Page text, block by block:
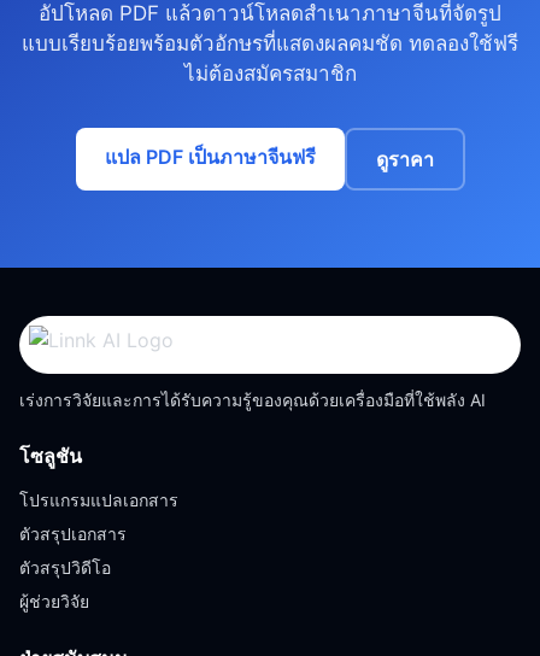
อัปโหลด PDF แล้วดาวน์โหลดสำเนาภาษาจีนที่จัดรูป
แบบเรียบร้อยพร้อมตัวอักษรที่แสดงผลคมชัด ทดลองใช้ฟรี
ไม่ต้องสมัครสมาชิก
แปล PDF เป็นภาษาจีนฟรี ดูราคา
เร่งการวิจัยและการได้รับความรู้ของคุณด้วยเครื่องมือที่ใช้พลัง AI
โซลูชัน
โปรแกรมแปลเอกสาร
ตัวสรุปเอกสาร
ตัวสรุปวิดีโอ
ผู้ช่วยวิจัย